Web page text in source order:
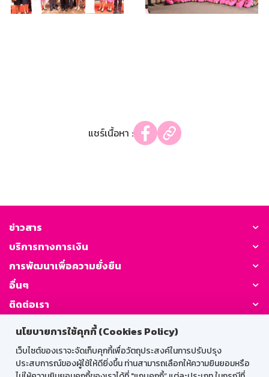
นโยบายการใช้คุกกี้ (Cookies Policy)
เว็บไซต์ของเราจะจัดเก็บคุกกี้เพื่อวัตถุประสงค์ในการปรับปรุง
ประสบการณ์ของผู้ใช้ให้ดียิ่งขึ้น ท่านสามารถเลือกให้ความยินยอมหรือ
แชร์เนื้อหา :
ข่าวสาร
บริการทางการเงิน
การพัฒนาเพื่อความยั่งยืน
อื่นๆ
ติดต่อเรา
GSB Society: